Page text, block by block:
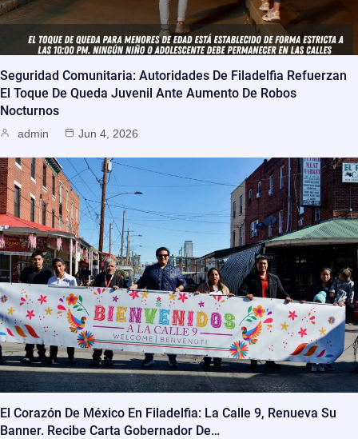
Seguridad Comunitaria: Autoridades De Filadelfia Refuerzan
El Toque De Queda Juvenil Ante Aumento De Robos
Nocturnos
admin Jun 4, 2026
El Corazón De México En Filadelfia: La Calle 9, Renueva Su
Banner. Recibe Carta Gobernador De…